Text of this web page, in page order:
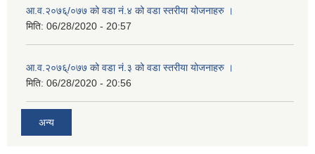
आ.व.२०७६्/०७७ को वडा नं.४ को वडा स्तरीया योजनाहरु ।
मिति: 06/28/2020 - 20:57
आ.व.२०७६्/०७७ को वडा नं.३ को वडा स्तरीया योजनाहरु ।
मिति: 06/28/2020 - 20:56
अन्य